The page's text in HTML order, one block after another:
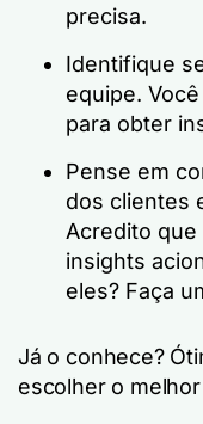
precisa.
Identifique
equipe.
para obter
Pense em
dos clientes
Acredito
insights
eles? Faça
Já o conhece?
escolher o